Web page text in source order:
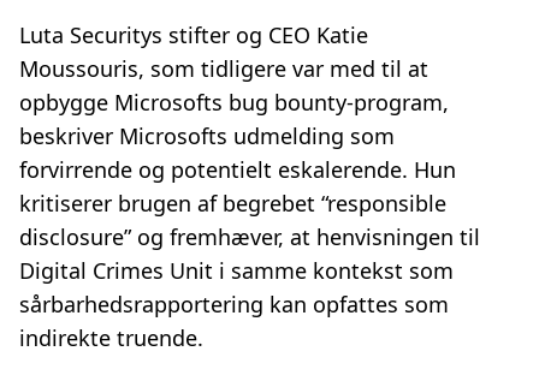
Luta Securitys stifter og CEO Katie
Moussouris, som tidligere var med til at
opbygge Microsofts bug bounty‑program,
beskriver Microsofts udmelding som
forvirrende og potentielt eskalerende. Hun
kritiserer brugen af begrebet “responsible
disclosure” og fremhæver, at henvisningen til
Digital Crimes Unit i samme kontekst som
sårbarhedsrapportering kan opfattes som
indirekte truende.